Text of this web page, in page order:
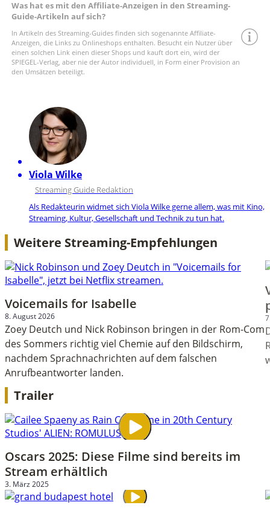
Was hat es mit den Affiliate-Anzeigen in den Streaming-
Guide-Artikeln auf sich?
In Artikeln des Streaming-Guides finden sich sogenannte Affiliate-
Anzeigen, die Links zu Onlineshops enthalten. Besucht ein Nutzer über
einen solchen Link einen dieser Shops und kauft dort ein, wird der
SPIEGEL-Verlag, aber nie der Autor individuell, in Form einer Provision an
den Umsätzen beteiligt.
Viola Wilke
Streaming Guide Redaktion
Als Redakteurin widmet sich Viola Wilke gerne allem, was mit Kino,
Streaming, Kultur, Gesellschaft und Technik zu tun hat.
Weitere Streaming-Empfehlungen
Voicemails for Isabelle
8. August 2026
Zoey Deutch und Nick Robinson bringen in der Rom-Com
des Sommers richtig viel Chemie auf den Bildschirm,
nachdem Sprachnachrichten auf dem falschen
Anrufbeantworter landen.
Trailer
Oscars 2025: Diese Filme sind bereits im
Stream erhältlich
3. März 2025